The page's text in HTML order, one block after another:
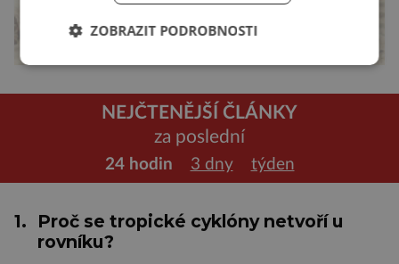
NEJČTENĚJŠÍ ČLÁNKY
za poslední
24 hodin 3 dny týden
1.
Proč se tropické cyklóny netvoří u
rovníku?
ZOBRAZIT PODROBNOSTI